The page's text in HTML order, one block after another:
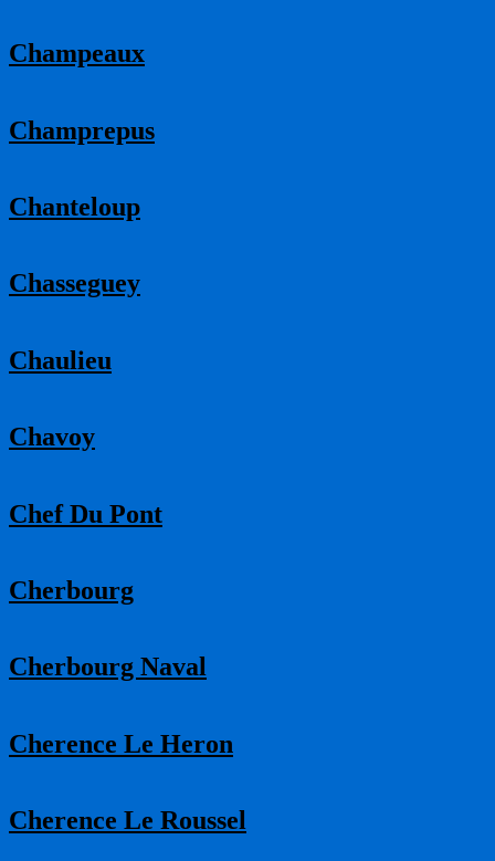
Champeaux
Champrepus
Chanteloup
Chasseguey
Chaulieu
Chavoy
Chef Du Pont
Cherbourg
Cherbourg Naval
Cherence Le Heron
Cherence Le Roussel